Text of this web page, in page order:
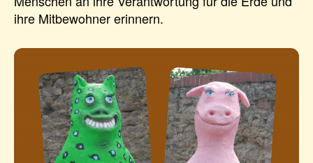
ihre Mitbewohner erinnern.